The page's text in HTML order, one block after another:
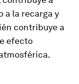
a la recarga y
contribuye a
efecto